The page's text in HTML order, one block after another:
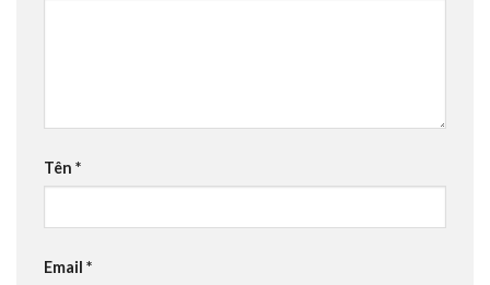
Tên *
Email *